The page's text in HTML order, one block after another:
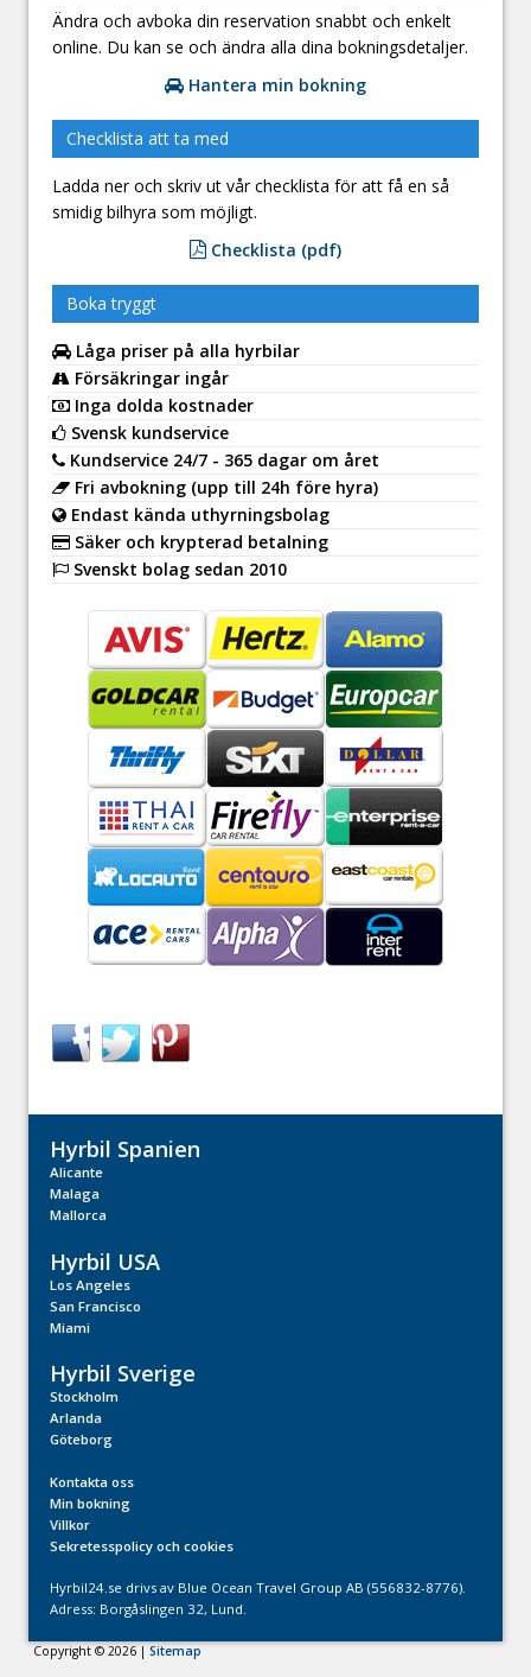
Ändra och avboka din reservation snabbt och enkelt
online. Du kan se och ändra alla dina bokningsdetaljer.
Hantera min bokning
Checklista att ta med
Ladda ner och skriv ut vår checklista för att få en så
smidig bilhyra som möjligt.
Checklista (pdf)
Boka tryggt
Låga priser på alla hyrbilar
Försäkringar ingår
Inga dolda kostnader
Svensk kundservice
Kundservice 24/7 - 365 dagar om året
Fri avbokning (upp till 24h före hyra)
Endast kända uthyrningsbolag
Säker och krypterad betalning
Svenskt bolag sedan 2010
Hyrbil Spanien
Alicante
Malaga
Mallorca
Hyrbil USA
Los Angeles
San Francisco
Miami
Hyrbil Sverige
Stockholm
Arlanda
Göteborg
Kontakta oss
Min bokning
Villkor
Sekretesspolicy och cookies
Hyrbil24.se drivs av Blue Ocean Travel Group AB (556832-8776).
Adress: Borgåslingen 32, Lund.
Copyright © 2026 |Sitemap